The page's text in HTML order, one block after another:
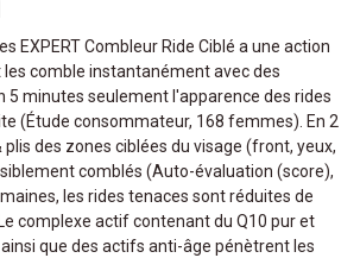
EXPERT Combleur Ride Ciblé a une action
les comble instantanément avec des
5 minutes seulement l'apparence des rides
(Étude consommateur, 168 femmes). En 2
plis des zones ciblées du visage (front, yeux,
comblés (Auto-évaluation (score),
les rides tenaces sont réduites de
complexe actif contenant du Q10 pur et
que des actifs anti-âge pénètrent les